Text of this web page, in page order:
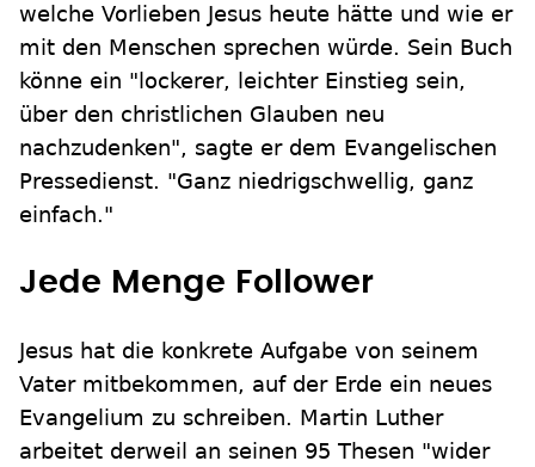
welche Vorlieben Jesus heute hätte und wie er
mit den Menschen sprechen würde. Sein Buch
könne ein "lockerer, leichter Einstieg sein,
über den christlichen Glauben neu
nachzudenken", sagte er dem Evangelischen
Pressedienst. "Ganz niedrigschwellig, ganz
einfach."
Jede Menge Follower
Jesus hat die konkrete Aufgabe von seinem
Vater mitbekommen, auf der Erde ein neues
Evangelium zu schreiben. Martin Luther
arbeitet derweil an seinen 95 Thesen "wider